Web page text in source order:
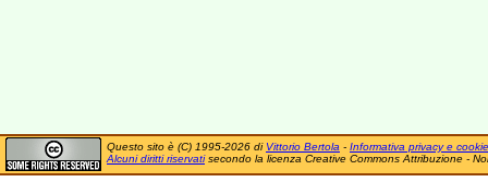
Questo sito è (C) 1995-2026 di Vittorio Bertola - Informativa privacy e cookie
Alcuni diritti riservatisecondo la licenza Creative Commons Attribuzione -